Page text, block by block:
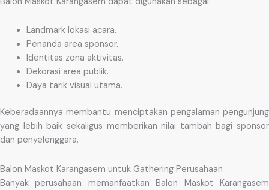
Landmark lokasi acara.
Penanda area sponsor.
Identitas zona aktivitas.
Dekorasi area publik.
Daya tarik visual utama.
Keberadaannya membantu menciptakan pengalaman pengunjung
yang lebih baik sekaligus memberikan nilai tambah bagi sponsor
dan penyelenggara.
Balon Maskot Karangasem untuk Gathering Perusahaan
Banyak perusahaan memanfaatkan Balon Maskot Karangasem